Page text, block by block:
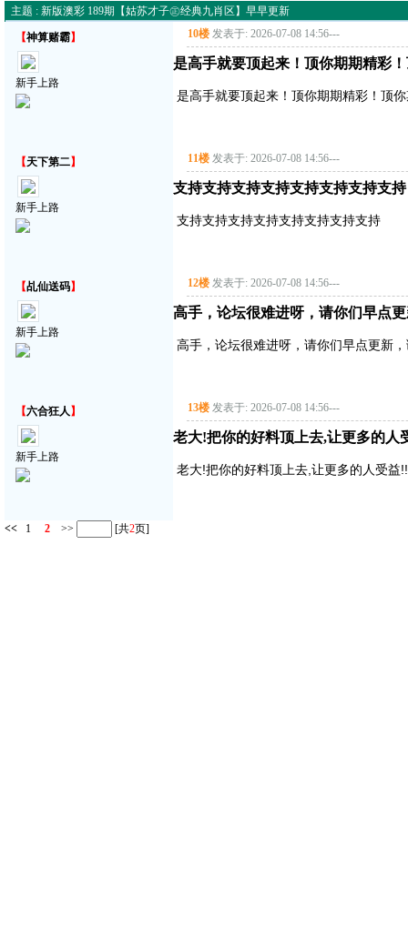
主题 : 新版澳彩 189期【姑苏才子㊣经典九肖区】早早更新
【神算赌霸】
新手上路
10楼 发表于: 2026-07-08 14:56---
是高手就要顶起来！顶你期期精彩
是高手就要顶起来！顶你期期精彩！顶
【天下第二】
新手上路
11楼 发表于: 2026-07-08 14:56---
支持支持支持支持支持支持支持支持
支持支持支持支持支持支持支持支持
【乩仙送码】
新手上路
12楼 发表于: 2026-07-08 14:56---
高手，论坛很难进呀，请你们早点
高手，论坛很难进呀，请你们早点更新
【六合狂人 】
新手上路
13楼 发表于: 2026-07-08 14:56---
老大!把你的好料顶上去,让更多的人
老大!把你的好料顶上去,让更多的人受益
<< 1 2 >> [共2页]